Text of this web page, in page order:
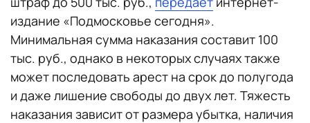
издание «Подмосковье сегодня».
Минимальная сумма наказания составит 100
тыс. руб., однако в некоторых случаях также
может последовать арест на срок до полугода
и даже лишение свободы до двух лет. Тяжесть
наказания зависит от размера убытка, наличия